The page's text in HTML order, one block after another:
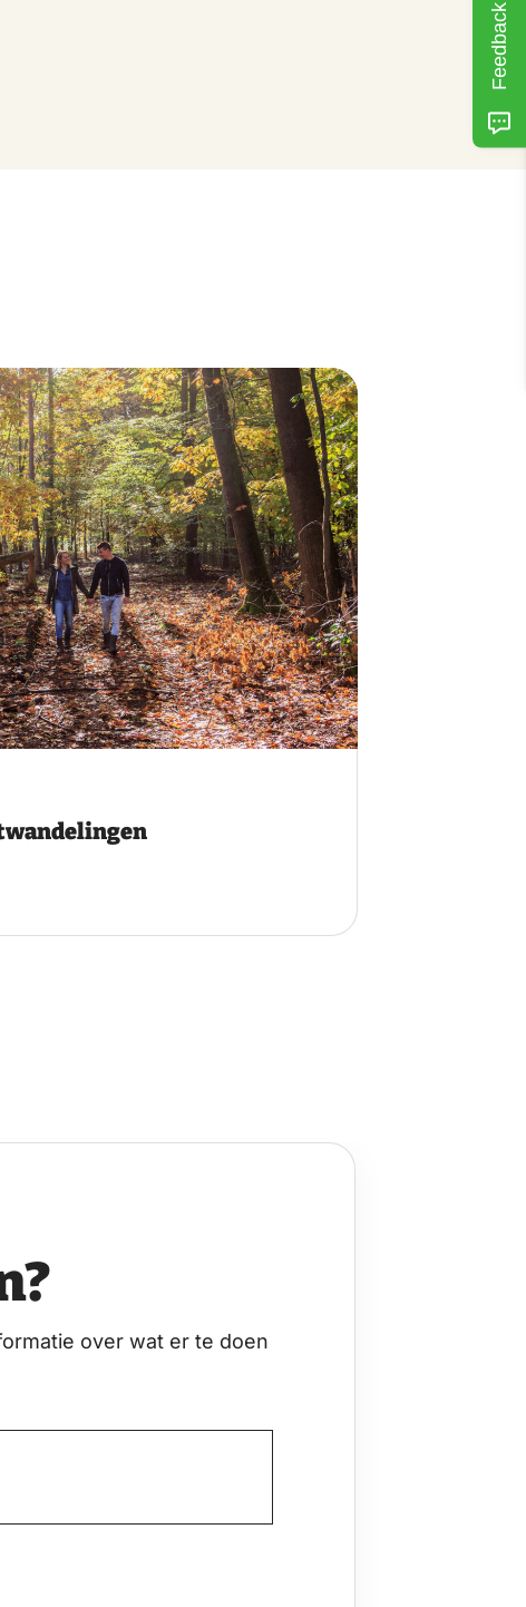
over wat er te doen
Feedback